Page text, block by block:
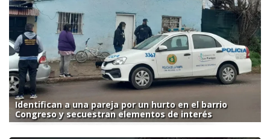
Identifican a una pareja por un hurto en el barrio
Congreso y secuestran elementos de interés